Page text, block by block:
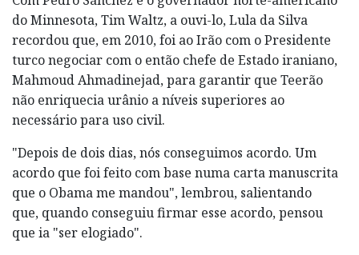
do Minnesota, Tim Waltz, a ouvi-lo, Lula da Silva
recordou que, em 2010, foi ao Irão com o Presidente
turco negociar com o então chefe de Estado iraniano,
Mahmoud Ahmadinejad, para garantir que Teerão
não enriquecia urânio a níveis superiores ao
necessário para uso civil.
"Depois de dois dias, nós conseguimos acordo. Um
acordo que foi feito com base numa carta manuscrita
que o Obama me mandou", lembrou, salientando
que, quando conseguiu firmar esse acordo, pensou
que ia "ser elogiado".